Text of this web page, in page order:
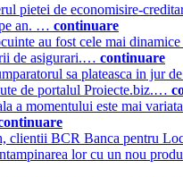
pietei de economisire-
an. … continuare
au fost cele mai
de asigurari.… continuare
sa plateasca in jur
de portalul Proiecte.biz.…
a momentului este mai
clientii BCR Banca pentru
lor cu un nou